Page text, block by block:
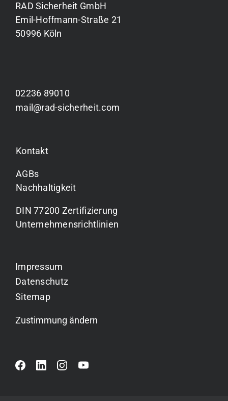
RAD Sicherheit GmbH
Emil-Hoffmann-Straße 21
50996 Köln
02236 89010
mail@rad-sicherheit.com
Kontakt
AGBs
Nachhaltigkeit
DIN 77200 Zertifizierung
Unternehmensrichtlinien
Impressum
Datenschutz
Sitemap
Zustimmung ändern